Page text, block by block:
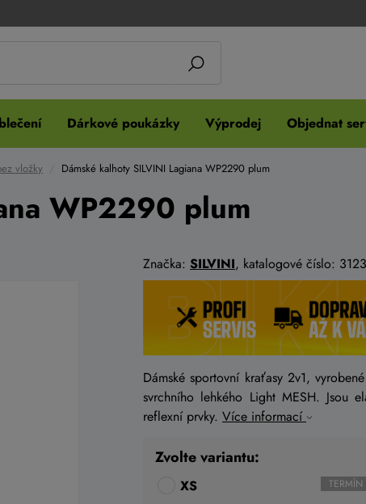
Dárkové poukázky Výprodej Objednat
vložky Dámské kalhoty SILVINI Lagiana WP2290 plum
WP2290 plum
Značka: SILVINI, katalogové číslo:
Dámské sportovní kraťasy 2v1,
svrchního lehkého Light MESH. Jsou
reflexní prvky. Více informací
Zvolte variantu:
XS